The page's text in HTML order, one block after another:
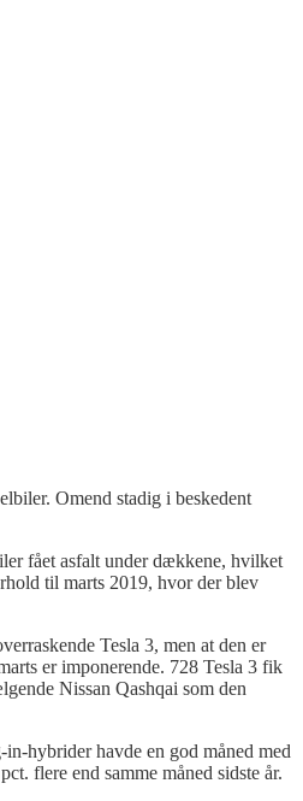
Omend stadig i beskedent
fået asfalt under dækkene, hvilket
til marts 2019, hvor der blev
Tesla 3, men at den er
er imponerende. 728 Tesla 3 fik
Nissan Qashqai som den
hybrider havde en god måned med
flere end samme måned sidste år.